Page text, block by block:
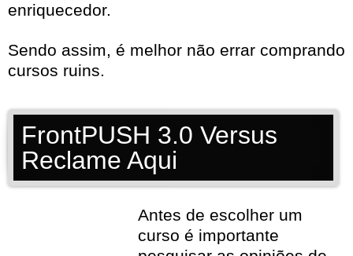
enriquecedor.
Sendo assim, é melhor não errar comprando
cursos ruins.
FrontPUSH 3.0 Versus
Reclame Aqui
Antes de escolher um
curso é importante